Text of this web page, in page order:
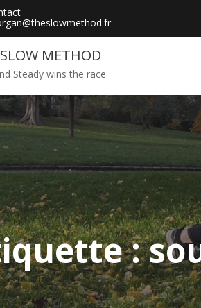
METHOD
Steady wins the race
: